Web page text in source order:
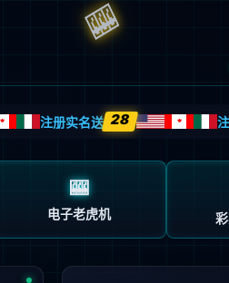
返回上一步